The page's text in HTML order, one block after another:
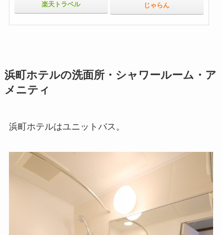
楽天トラベル じゃらん
浜町ホテルの洗面所・シャワールーム・ア
メニティ
浜町ホテルはユニットバス。